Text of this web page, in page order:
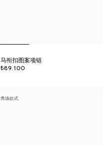
马衔扣图案项链
₺89.100
秀场款式